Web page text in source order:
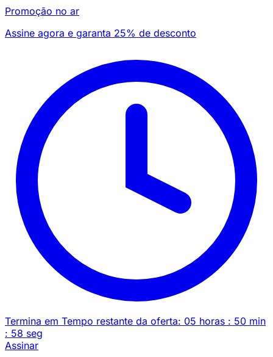
Promoção no ar
Assine agora e garanta 25% de desconto
Termina em Tempo restante da oferta: 05 horas : 50 min
: 58 seg
Assinar